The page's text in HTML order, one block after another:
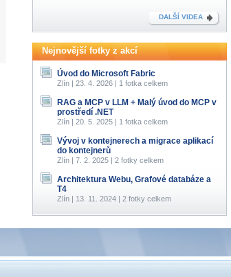
DALŠÍ VIDEA
Nejnovější fotky z akcí
Úvod do Microsoft Fabric
Zlín | 23. 4. 2026 | 1 fotka celkem
RAG a MCP v LLM + Malý úvod do MCP v
prostředí .NET
Zlín | 20. 5. 2025 | 1 fotka celkem
Vývoj v kontejnerech a migrace aplikací
do kontejnerů
Zlín | 7. 2. 2025 | 2 fotky celkem
Architektura Webu, Grafové databáze a
T4
Zlín | 13. 11. 2024 | 2 fotky celkem